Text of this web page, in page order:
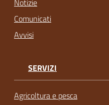
Comunicati
Avvisi
SERVIZI
Agricoltura e pesca